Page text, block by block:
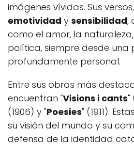
imágenes vívidas. Sus
emotividad y sensibilidad,
como el amor, la
política, siempre desde una
profundamente personal.
Entre sus obras más
encuentran "Visions i cants"
(1906) y "Poesies" (1911).
su visión del mundo y su
defensa de la identidad